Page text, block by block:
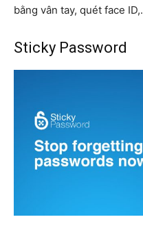
bằng vân tay, quét face
Sticky Password